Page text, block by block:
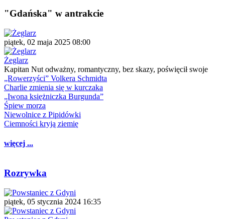
"Gdańska" w antrakcie
piątek, 02 maja 2025 08:00
Żeglarz
Kapitan Nut odważny, romantyczny, bez skazy, poświęcił swoje
„Rowerzyści” Volkera Schmidta
Charlie zmienia się w kurczaka
„Iwona księżniczka Burgunda”
Śpiew morza
Niewolnice z Pipidówki
Ciemności kryją ziemię
więcej ...
Rozrywka
piątek, 05 stycznia 2024 16:35